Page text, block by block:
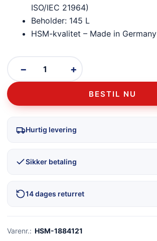
ISO/IEC 21964)
Beholder: 145 L
HSM-kvalitet – Made in Germany
− +
BESTIL NU
Hurtig levering
Sikker betaling
14 dages returret
Varenr.: HSM-1884121